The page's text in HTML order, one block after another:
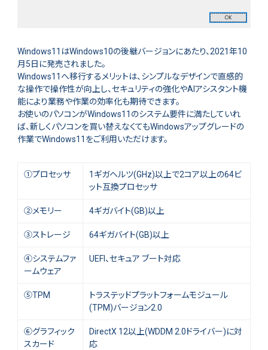
Windows11はWindows10の後継バージョンにあたり、2021年10
月5日に発売されました。
Windows11へ移行するメリットは、シンプルなデザインで直感的
な操作で操作性が向上し、セキュリティの強化やAIアシスタント機
能により業務や作業の効率化も期待できます。
お使いのパソコンがWindows11のシステム要件に満たしていれ
ば、新しくパソコンを買い替えなくてもWindowsアップグレードの
作業でWindows11をご利用いただけます。
①プロセッサ
1ギガヘルツ(GHz)以上で2コア以上の64ビ
ット互換プロセッサ
②メモリー 4ギガバイト(GB)以上
③ストレージ 64ギガバイト(GB)以上
④システムファ
ームウェア
UEFI、セキュア ブート対応
⑤TPM
トラステッドプラットフォームモジュール
(TPM)バージョン2.0
⑥グラフィック
スカード
DirectX 12以上(WDDM 2.0ドライバー)に対
応